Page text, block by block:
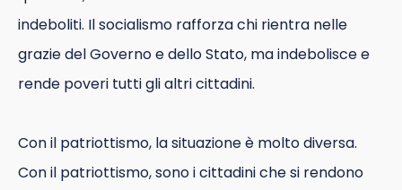
indeboliti. Il socialismo rafforza chi rientra nelle
grazie del Governo e dello Stato, ma indebolisce e
rende poveri tutti gli altri cittadini.
Con il patriottismo, la situazione è molto diversa.
Con il patriottismo, sono i cittadini che si rendono